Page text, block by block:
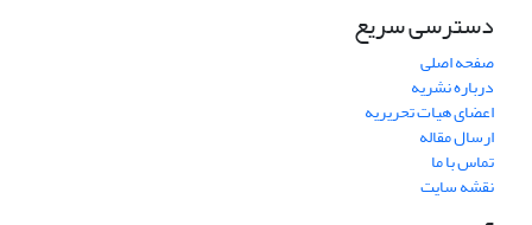
دسترسی سریع
صفحه اصلی
درباره نشریه
اعضای هیات تحریریه
ارسال مقاله
تماس با ما
نقشه سایت